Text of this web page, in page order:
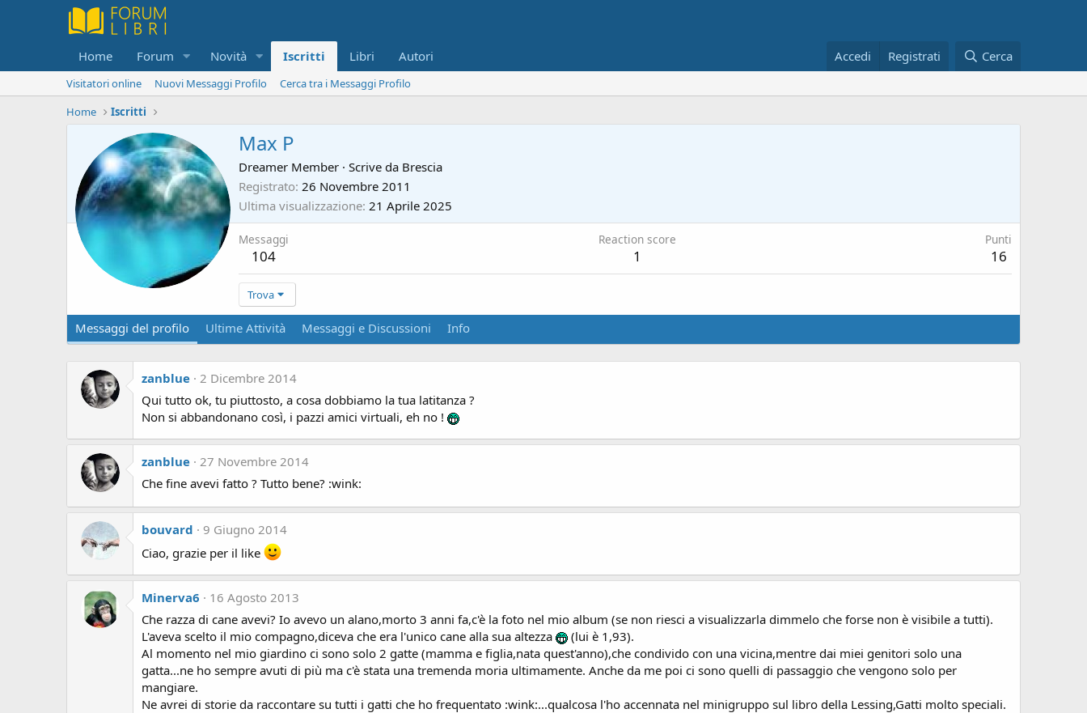
Home Forum Novità Iscritti Libri Autori Accedi Registrati Cerca
Visitatori online Nuovi Messaggi Profilo
Cerca tra i Messaggi Profilo
Home
Iscritti
Max P
Dreamer Member · Scrive da Brescia
Registrato 26 Novembre 2011
Ultima visualizzazione 21 Aprile 2025
Messaggi
104
Reaction score
1
Punti
16
Trova
Messaggi del profilo Ultime Attività Messaggi e Discussioni Info
zanblue 2 Dicembre 2014
Qui tutto ok, tu piuttosto, a cosa dobbiamo la tua latitanza ?
Non si abbandonano così, i pazzi amici virtuali, eh no !
zanblue 27 Novembre 2014
Che fine avevi fatto ? Tutto bene? :wink:
bouvard
9 Giugno 2014
Ciao, grazie per il like
Minerva6
16 Agosto 2013
Che razza di cane avevi? Io avevo un alano,morto 3 anni fa,c'è la foto nel mio album (se non riesci a visualizzarla dimmelo che forse non è visibile a tutti).
L'aveva scelto il mio compagno,diceva che era l'unico cane alla sua altezza
(lui è 1,93).
Al momento nel mio giardino ci sono solo 2 gatte (mamma e figlia,nata quest'anno),che condivido con una vicina,mentre dai miei genitori solo una
gatta...ne ho sempre avuti di più ma c'è stata una tremenda moria ultimamente. Anche da me poi ci sono quelli di passaggio che vengono solo per
mangiare.
Ne avrei di storie da raccontare su tutti i gatti che ho frequentato :wink:...qualcosa l'ho accennata nel minigruppo sul libro della Lessing,Gatti molto speciali.